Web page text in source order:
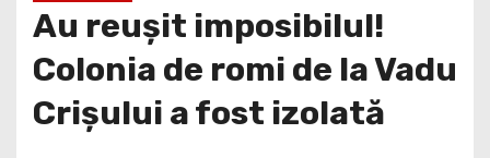
Au reușit imposibilul!
Colonia de romi de la Vadu
Crișului a fost izolată